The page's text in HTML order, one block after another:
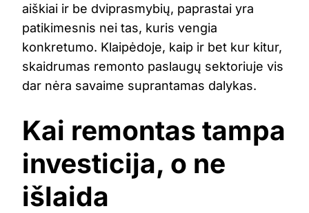
aiškiai ir be dviprasmybių, paprastai yra
patikimesnis nei tas, kuris vengia
konkretumo. Klaipėdoje, kaip ir bet kur kitur,
skaidrumas remonto paslaugų sektoriuje vis
dar nėra savaime suprantamas dalykas.
Kai remontas tampa
investicija, o ne
išlaida